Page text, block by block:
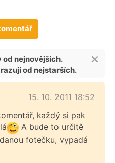
od nejnovějších.
od nejstarších.
15. 10. 2011 18:52
každý si pak
A bude to určitě
fotečku, vypadá